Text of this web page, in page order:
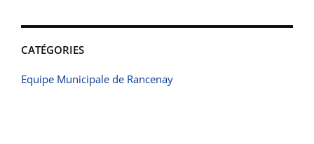
CATÉGORIES
Equipe Municipale de Rancenay